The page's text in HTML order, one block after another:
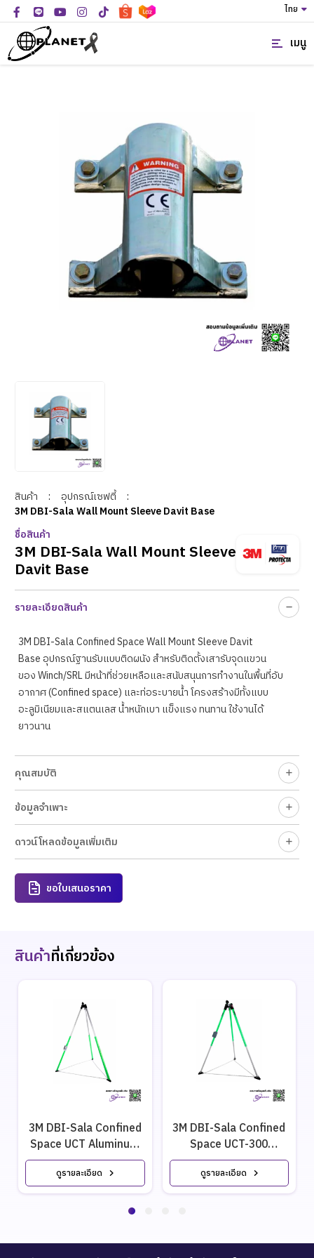
ไทย
เมนู
สินค้า : อุปกรณ์เซฟตี้
:
3M DBI-Sala Wall Mount Sleeve Davit Base
ชื่อสินค้า
3M DBI-Sala Wall Mount Sleeve
Davit Base
รายละเอียดสินค้า
3M DBI-Sala Confined Space Wall Mount Sleeve Davit
Base อุปกรณ์ฐานรับแบบติดผนัง สำหรับติดตั้งเสารับจุดแขวน
ของ Winch/SRL มีหน้าที่ช่วยเหลือและสนับสนุนการทำงานในพื้นที่อับ
อากาศ (Confined space) และท่อระบายน้ำ โครงสร้างมีทั้งแบบ
อะลูมิเนียมและสแตนเลส น้ำหนักเบา แข็งแรง ทนทาน ใช้งานได้
ยาวนาน
คุณสมบัติ
ข้อมูลจำเพาะ
ดาวน์โหลดข้อมูลเพิ่มเติม
ขอใบเสนอราคา
สินค้าที่เกี่ยวข้อง
ดูรายละเอียด
3M DBI-Sala Confined
Space UCT Aluminum
Tripod
ดูรายละเอียด
3M DBI-Sala Confined
Space UCT-300
Aluminum Tripod